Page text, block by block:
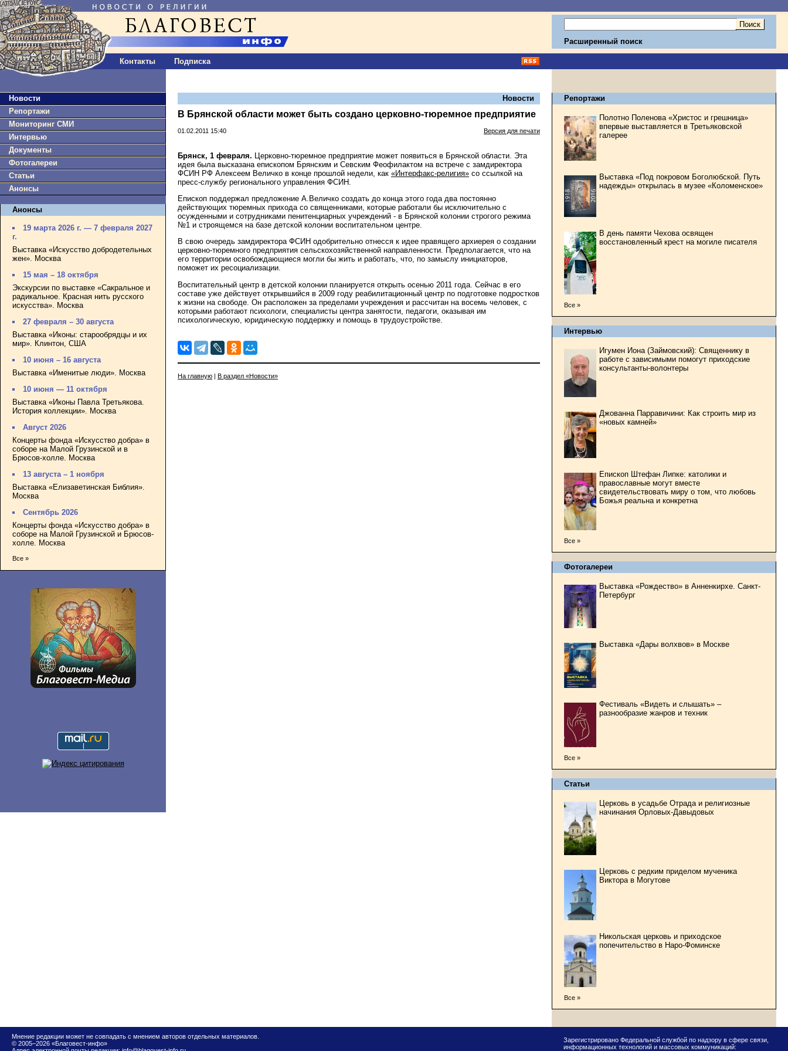
Контакты Подписка
Расширенный поиск
Новости
Репортажи
Мониторинг СМИ
Интервью
Документы
Фотогалереи
Статьи
Анонсы
Анонсы
19 марта 2026 г. — 7 февраля 2027
г.
Выставка «Искусство добродетельных
жен». Москва
15 мая – 18 октября
Экскурсии по выставке «Сакральное и
радикальное. Красная нить русского
искусства». Москва
27 февраля – 30 августа
Выставка «Иконы: старообрядцы и их
мир». Клинтон, США
10 июня – 16 августа
Выставка «Именитые люди». Москва
10 июня — 11 октября
Выставка «Иконы Павла Третьякова.
История коллекции». Москва
Август 2026
Концерты фонда «Искусство добра» в
соборе на Малой Грузинской и в
Брюсов-холле. Москва
13 августа – 1 ноября
Выставка «Елизаветинская Библия».
Москва
Сентябрь 2026
Концерты фонда «Искусство добра» в
соборе на Малой Грузинской и Брюсов-
холле. Москва
Все »
Новости
В Брянской области может быть создано церковно-тюремное предприятие
01.02.2011 15:40 Версия для печати
Брянск, 1 февраля. Церковно-тюремное предприятие может появиться в Брянской области. Эта
идея была высказана епископом Брянским и Севским Феофилактом на встрече с замдиректора
ФСИН РФ Алексеем Величко в конце прошлой недели, как «Интерфакс-религия» со ссылкой на
пресс-службу регионального управления ФСИН.
Епископ поддержал предложение А.Величко создать до конца этого года два постоянно
действующих тюремных прихода со священниками, которые работали бы исключительно с
осужденными и сотрудниками пенитенциарных учреждений - в Брянской колонии строгого режима
№1 и строящемся на базе детской колонии воспитательном центре.
В свою очередь замдиректора ФСИН одобрительно отнесся к идее правящего архиерея о создании
церковно-тюремного предприятия сельскохозяйственной направленности. Предполагается, что на
его территории освобождающиеся могли бы жить и работать, что, по замыслу инициаторов,
поможет их ресоциализации.
Воспитательный центр в детской колонии планируется открыть осенью 2011 года. Сейчас в его
составе уже действует открывшийся в 2009 году реабилитационный центр по подготовке подростков
к жизни на свободе. Он расположен за пределами учреждения и рассчитан на восемь человек, с
которыми работают психологи, специалисты центра занятости, педагоги, оказывая им
психологическую, юридическую поддержку и помощь в трудоустройстве.
На главную В раздел «Новости»
Репортажи
Полотно Поленова «Христос и грешница»
впервые выставляется в Третьяковской
галерее
Выставка «Под покровом Боголюбской. Путь
надежды» открылась в музее «Коломенское»
В день памяти Чехова освящен
восстановленный крест на могиле писателя
Все »
Интервью
Игумен Иона (Займовский): Священнику в
работе с зависимыми помогут приходские
консультанты-волонтеры
Джованна Парравичини: Как строить мир из
«новых камней»
Епископ Штефан Липке: католики и
православные могут вместе
свидетельствовать миру о том, что любовь
Божья реальна и конкретна
Все »
Фотогалереи
Выставка «Рождество» в Анненкирхе. Санкт-
Петербург
Выставка «Дары волхвов» в Москве
Фестиваль «Видеть и слышать» –
разнообразие жанров и техник
Все »
Статьи
Церковь в усадьбе Отрада и религиозные
начинания Орловых-Давыдовых
Церковь с редким приделом мученика
Виктора в Могутове
Никольская церковь и приходское
попечительство в Наро-Фоминске
Все »
Мнение редакции может не совпадать с мнением авторов отдельных материалов.
© 2005–2026 «Благовест-инфо»
Зарегистрировано Федеральной службой по надзору в сфере связи,
информационных технологий и массовых коммуникаций: